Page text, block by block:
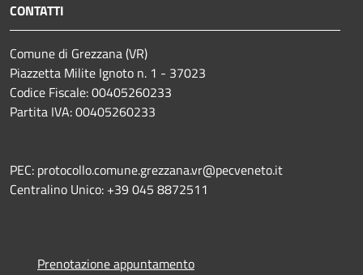
CONTATTI
Comune di Grezzana (VR)
Piazzetta Milite Ignoto n. 1 - 37023
Codice Fiscale: 00405260233
Partita IVA: 00405260233
PEC: protocollo.comune.grezzana.vr@pecveneto.it
Centralino Unico: +39 045 8872511
Prenotazione appuntamento